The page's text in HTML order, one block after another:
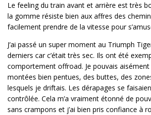
Le feeling du train avant et arrière est très
la gomme résiste bien aux affres des
facilement prendre de la vitesse pour
J’ai passé un super moment au Triumph
derniers car c’était très sec. Ils ont été
comportement offroad. Je pouvais aisément
montées bien pentues, des buttes, des
lesquels je driftais. Les dérapages se
contrôlée. Cela m’a vraiment étonné de
sans crampons et j’ai bien pris confiance à